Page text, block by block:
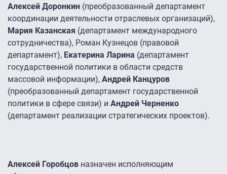
Алексей Доронкин (преобразованный департамент
координации деятельности отраслевых организаций),
Мария Казанская (департамент международного
сотрудничества), Роман Кузнецов (правовой
департамент), Екатерина Ларина (департамент
государственной политики в области средств
массовой информации), Андрей Канцуров
(преобразованный департамент государственной
политики в сфере связи) и Андрей Черненко
(департамент реализации стратегических проектов).
Алексей Горобцов назначен исполняющим